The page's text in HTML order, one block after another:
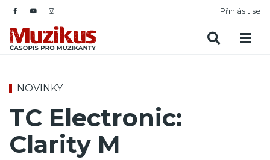
Přihlásit se
NOVINKY
TC Electronic:
Clarity M